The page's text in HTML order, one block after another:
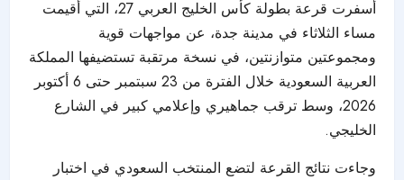
أسفرت قرعة بطولة كأس الخليج العربي 27، التي أُقيمت
مساء الثلاثاء في مدينة جدة، عن مواجهات قوية
ومجموعتين متوازنتين، في نسخة مرتقبة تستضيفها المملكة
العربية السعودية خلال الفترة من 23 سبتمبر حتى 6 أكتوبر
2026، وسط ترقب جماهيري وإعلامي كبير في الشارع
الخليجي.
وجاءت نتائج القرعة لتضع المنتخب السعودي في اختبار